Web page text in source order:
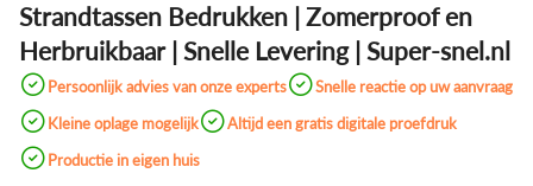
Strandtassen Bedrukken | Zomerproof en
Herbruikbaar | Snelle Levering | Super-snel.nl
Persoonlijk advies van onze experts
Snelle reactie op uw aanvraag
Kleine oplage mogelijk
Altijd een gratis digitale proefdruk
Productie in eigen huis